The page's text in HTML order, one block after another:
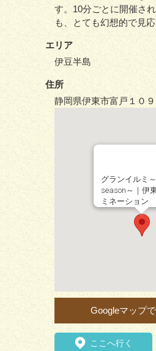
す。10分ごとに開催さ
も、とても幻想的で見応
エリア
伊豆半島
住所
静岡県伊東市富戸１０９
グランイルミ
season～｜伊
ミネーション
Googleマップ
ここへ行く